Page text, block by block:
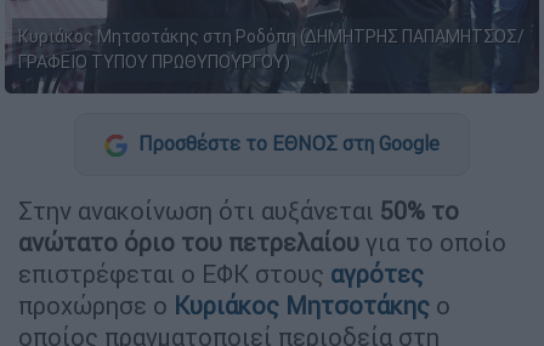
Κυριάκος Μητσοτάκης στη Ροδόπη (ΔΗΜΗΤΡΗΣ ΠΑΠΑΜΗΤΣΟΣ/
ΓΡΑΦΕΙΟ ΤΥΠΟΥ ΠΡΩΘΥΠΟΥΡΓΟΥ)
Προσθέστε το ΕΘΝΟΣ στη Google
Στην ανακοίνωση ότι αυξάνεται 50% το
ανώτατο όριο του πετρελαίου για το οποίο
επιστρέφεται ο ΕΦΚ στους αγρότες
προχώρησε ο Κυριάκος Μητσοτάκης ο
οποίος πραγματοποιεί περιοδεία στη